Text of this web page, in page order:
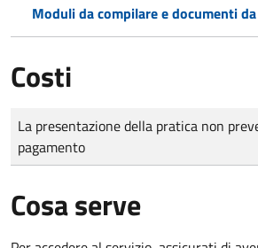
Moduli da compilare e documenti
Costi
Tipo di pagamento
Importo
La presentazione della pratica non
pagamento
Cosa serve